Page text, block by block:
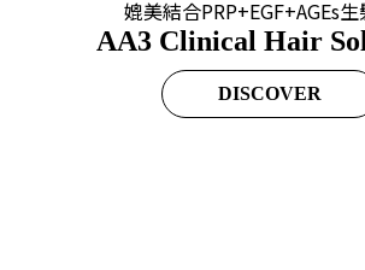
媲美結合PRP+EGF+AGEs
AA3 Clinical Hair
DISCOVER